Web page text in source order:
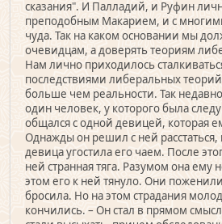
сказания". И Палладий, и Руфин
преподобным Макарием, и с
чуда. Так на каком основании мы
очевидцам, а доверять теориям
Нам лично приходилось
последствиями либеральных
больше чем реальности. Так
один человек, у которого была
общался с одной девицей, которая
Однажды он решил с ней
девица угостила его чаем. После
ней странная тяга. Разумом она ему
этом его к ней тянуло. Они
бросила. Но на этом страдания
кончились. – Он стал в прямом